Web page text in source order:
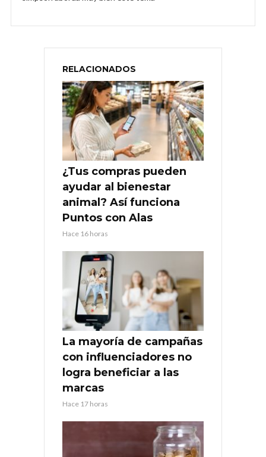
RELACIONADOS
¿Tus compras pueden
ayudar al bienestar
animal? Así funciona
Puntos con Alas
Hace 16 horas
La mayoría de campañas
con influenciadores no
logra beneficiar a las
marcas
Hace 17 horas